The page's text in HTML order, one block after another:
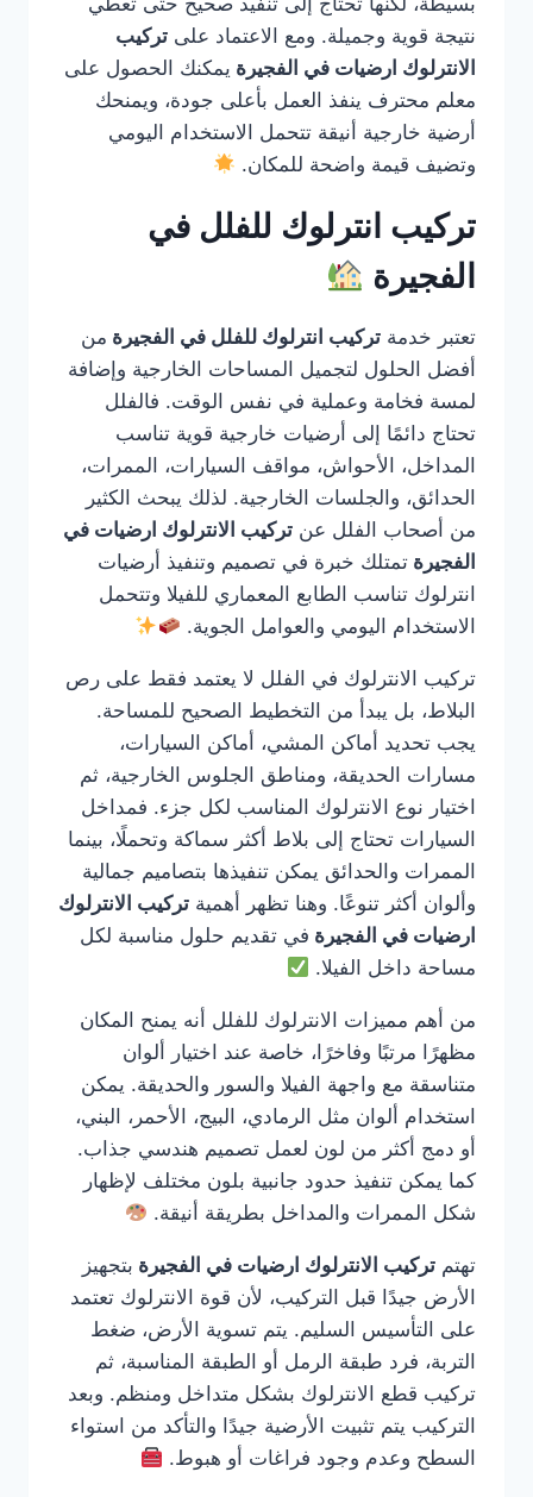
نتيجة قوية وجميلة. ومع الاعتماد على تركيب
الانترلوك ارضيات في الفجيرة يمكنك الحصول على
معلم محترف ينفذ العمل بأعلى جودة، ويمنحك
أرضية خارجية أنيقة تتحمل الاستخدام اليومي
وتضيف قيمة واضحة للمكان.
تركيب انترلوك للفلل في
الفجيرة
تعتبر خدمة تركيب انترلوك للفلل في الفجيرة من
أفضل الحلول لتجميل المساحات الخارجية وإضافة
لمسة فخامة وعملية في نفس الوقت. فالفلل
تحتاج دائمًا إلى أرضيات خارجية قوية تناسب
المداخل، الأحواش، مواقف السيارات، الممرات،
الحدائق، والجلسات الخارجية. لذلك يبحث الكثير
من أصحاب الفلل عن تركيب الانترلوك ارضيات في
الفجيرة تمتلك خبرة في تصميم وتنفيذ أرضيات
انترلوك تناسب الطابع المعماري للفيلا وتتحمل
الاستخدام اليومي والعوامل الجوية.
تركيب الانترلوك في الفلل لا يعتمد فقط على رص
البلاط، بل يبدأ من التخطيط الصحيح للمساحة.
يجب تحديد أماكن المشي، أماكن السيارات،
مسارات الحديقة، ومناطق الجلوس الخارجية، ثم
اختيار نوع الانترلوك المناسب لكل جزء. فمداخل
السيارات تحتاج إلى بلاط أكثر سماكة وتحملًا، بينما
الممرات والحدائق يمكن تنفيذها بتصاميم جمالية
وألوان أكثر تنوعًا. وهنا تظهر أهمية تركيب الانترلوك
ارضيات في الفجيرة في تقديم حلول مناسبة لكل
مساحة داخل الفيلا.
من أهم مميزات الانترلوك للفلل أنه يمنح المكان
مظهرًا مرتبًا وفاخرًا، خاصة عند اختيار ألوان
متناسقة مع واجهة الفيلا والسور والحديقة. يمكن
استخدام ألوان مثل الرمادي، البيج، الأحمر، البني،
أو دمج أكثر من لون لعمل تصميم هندسي جذاب.
كما يمكن تنفيذ حدود جانبية بلون مختلف لإظهار
شكل الممرات والمداخل بطريقة أنيقة.
تهتم تركيب الانترلوك ارضيات في الفجيرة بتجهيز
الأرض جيدًا قبل التركيب، لأن قوة الانترلوك تعتمد
على التأسيس السليم. يتم تسوية الأرض، ضغط
التربة، فرد طبقة الرمل أو الطبقة المناسبة، ثم
تركيب قطع الانترلوك بشكل متداخل ومنظم. وبعد
التركيب يتم تثبيت الأرضية جيدًا والتأكد من استواء
السطح وعدم وجود فراغات أو هبوط.